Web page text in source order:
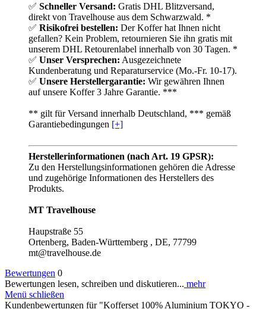
✅ Schneller Versand: Gratis DHL Blitzversand,
direkt von Travelhouse aus dem Schwarzwald. *
✅ Risikofrei bestellen: Der Koffer hat Ihnen nicht
gefallen? Kein Problem, retournieren Sie ihn gratis mit
unserem DHL Retourenlabel innerhalb von 30 Tagen. *
✅ Unser Versprechen: Ausgezeichnete
Kundenberatung und Reparaturservice (Mo.-Fr. 10-17).
✅ Unsere Herstellergarantie: Wir gewähren Ihnen
auf unsere Koffer 3 Jahre Garantie. ***
** gilt für Versand innerhalb Deutschland, *** gemäß
Garantiebedingungen [+]
Herstellerinformationen (nach Art. 19 GPSR):
Zu den Herstellungsinformationen gehören die Adresse
und zugehörige Informationen des Herstellers des
Produkts.
MT Travelhouse
Haupstraße 55
Ortenberg, Baden-Württemberg , DE, 77799
mt@travelhouse.de
Bewertungen 0
Bewertungen lesen, schreiben und diskutieren... mehr
Menü schließen
Kundenbewertungen für "Kofferset 100% Aluminium TOKYO -